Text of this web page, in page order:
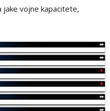
jake vojne kapacitete,